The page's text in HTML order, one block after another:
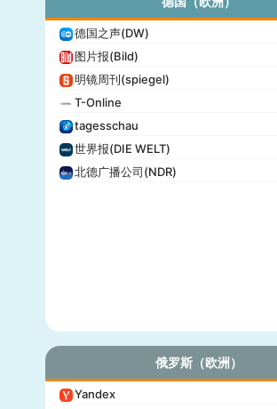
德国之声(DW)
图片报(Bild)
明镜周刊(spiegel)
T-Online
tagesschau
世界报(DIE WELT)
北德广播公司(NDR)
俄罗斯（欧洲）
Yandex